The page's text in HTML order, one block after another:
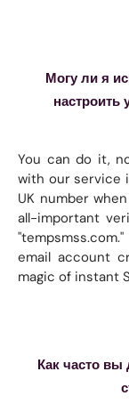
Могу ли я
настроить
You can do it,
with our service
UK number
all-important
email account
magic of instant
Как часто